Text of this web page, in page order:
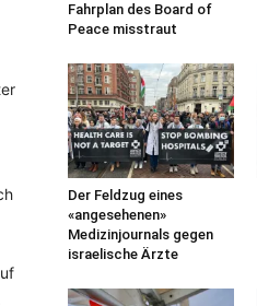
Fahrplan des Board of
Peace misstraut
Der Feldzug eines
«angesehenen»
Medizinjournals gegen
israelische Ärzte